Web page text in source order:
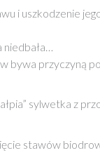
i uszkodzenie
bywa przyczyną
sylwetka z
stawów